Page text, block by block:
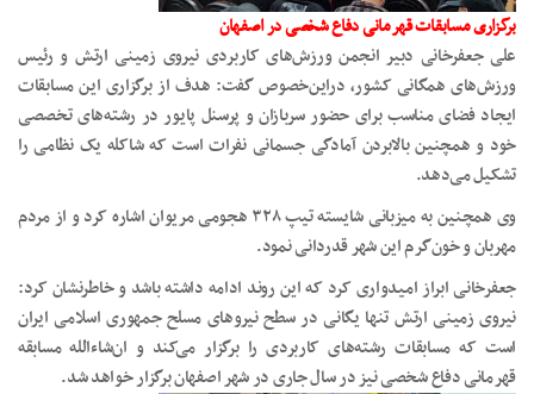
برگزاری مسابقات قهرمانی دفاع شخصی در اصفهان
علی جعفرخانی دبیر انجمن ورزش‌های کاربردی نیروی زمینی ارتش و رئیس
ورزش‌های همگانی کشور، دراین‌خصوص گفت: هدف از برگزاری این مسابقات
ایجاد فضای مناسب برای حضور سربازان و پرسنل پایور در رشته‌های تخصصی
خود و همچنین بالابردن آمادگی جسمانی نفرات است که شاکله یک نظامی را
تشکیل می‌دهد.
وی همچنین به میزبانی شایسته تیپ ۳۲۸ هجومی مریوان اشاره کرد و از مردم
مهربان و خون‌گرم این شهر قدردانی نمود.
جعفرخانی ابراز امیدواری کرد که این روند ادامه داشته باشد و خاطرنشان کرد:
نیروی زمینی ارتش تنها یگانی در سطح نیروهای مسلح جمهوری اسلامی ایران
است که مسابقات رشته‌های کاربردی را برگزار می‌کند و ان‌شاءالله مسابقه
قهرمانی دفاع شخصی نیز در سال جاری در شهر اصفهان برگزار خواهد شد.